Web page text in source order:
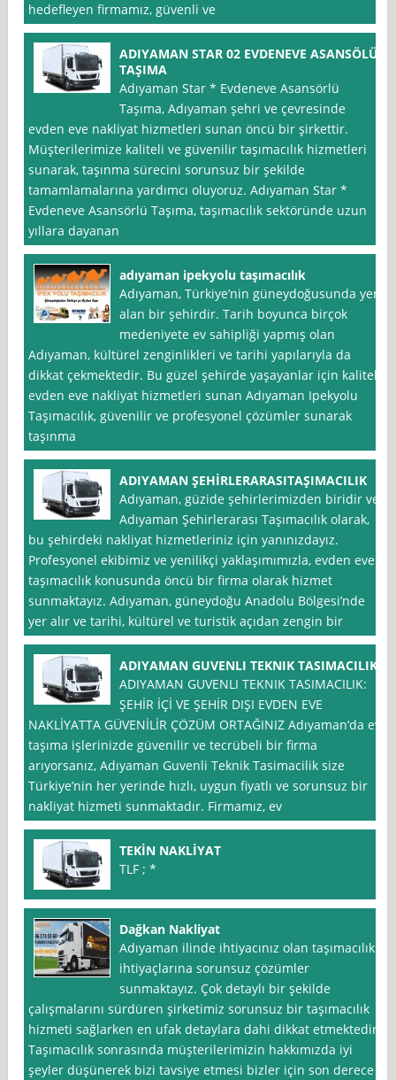
hedefleyen firmamız, güvenli ve
ADIYAMAN STAR 02 EVDENEVE ASANSÖLÜ
TAŞIMA
Adıyaman Star * Evdeneve Asansörlü
Taşıma, Adıyaman şehri ve çevresinde
evden eve nakliyat hizmetleri sunan öncü bir şirkettir.
Müşterilerimize kaliteli ve güvenilir taşımacılık hizmetleri
sunarak, taşınma sürecini sorunsuz bir şekilde
tamamlamalarına yardımcı oluyoruz. Adıyaman Star *
Evdeneve Asansörlü Taşıma, taşımacılık sektöründe uzun
yıllara dayanan
adıyaman ipekyolu taşımacılık
Adıyaman, Türkiye’nin güneydoğusunda yer
alan bir şehirdir. Tarih boyunca birçok
medeniyete ev sahipliği yapmış olan
Adıyaman, kültürel zenginlikleri ve tarihi yapılarıyla da
dikkat çekmektedir. Bu güzel şehirde yaşayanlar için kaliteli
evden eve nakliyat hizmetleri sunan Adıyaman Ipekyolu
Taşımacılık, güvenilir ve profesyonel çözümler sunarak
taşınma
ADIYAMAN ŞEHİRLERARASITAŞIMACILIK
Adıyaman, güzide şehirlerimizden biridir ve
Adıyaman Şehirlerarası Taşımacılık olarak,
bu şehirdeki nakliyat hizmetleriniz için yanınızdayız.
Profesyonel ekibimiz ve yenilikçi yaklaşımımızla, evden eve
taşımacılık konusunda öncü bir firma olarak hizmet
sunmaktayız. Adıyaman, güneydoğu Anadolu Bölgesi’nde
yer alır ve tarihi, kültürel ve turistik açıdan zengin bir
ADIYAMAN GUVENLI TEKNIK TASIMACILIK
ADIYAMAN GUVENLI TEKNIK TASIMACILIK:
ŞEHİR İÇİ VE ŞEHİR DIŞI EVDEN EVE
NAKLİYATTA GÜVENİLİR ÇÖZÜM ORTAĞINIZ Adıyaman‘da ev
taşıma işlerinizde güvenilir ve tecrübeli bir firma
arıyorsanız, Adıyaman Guvenli Teknik Tasimacilik size
Türkiye’nin her yerinde hızlı, uygun fiyatlı ve sorunsuz bir
nakliyat hizmeti sunmaktadır. Firmamız, ev
TEKİN NAKLİYAT
TLF ; *
Dağkan Nakliyat
Adıyaman ilinde ihtiyacınız olan taşımacılık
ihtiyaçlarına sorunsuz çözümler
sunmaktayız. Çok detaylı bir şekilde
çalışmalarını sürdüren şirketimiz sorunsuz bir taşımacılık
hizmeti sağlarken en ufak detaylara dahi dikkat etmektedir.
Taşımacılık sonrasında müşterilerimizin hakkımızda iyi
şeyler düşünerek bizi tavsiye etmesi bizler için son derece